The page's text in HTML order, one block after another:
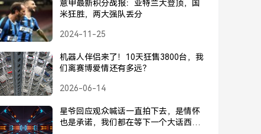
意甲最新积分战报：亚特兰大登顶，国
米狂胜，两大强队丢分
2024-11-25
机器人伴侣来了！10天狂售3800台，我
们离赛博爱情还有多远？
2026-06-14
星爷回应观众喊话一直拍下去，是情怀
也是承诺，我们都在等下一个大话西